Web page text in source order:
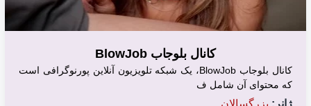
کانال بلوجاب BlowJob
کانال بلوجاب BlowJob، یک شبکه تلویزیون آنلاین پورنوگرافی است
که محتوای آن شامل ف
ژانر: بزرگسالان